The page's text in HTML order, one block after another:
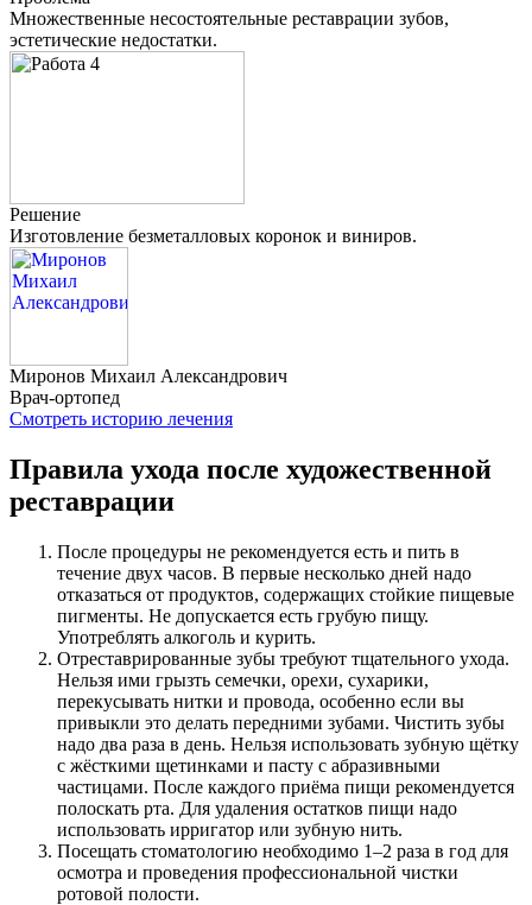
Множественные несостоятельные реставрации зубов,
эстетические недостатки.
Решение
Изготовление безметалловых коронок и виниров.
Миронов Михаил Александрович
Врач-ортопед
Смотреть историю лечения
Правила ухода после художественной
реставрации
После процедуры не рекомендуется есть и пить в
течение двух часов. В первые несколько дней надо
отказаться от продуктов, содержащих стойкие пищевые
пигменты. Не допускается есть грубую пищу.
Употреблять алкоголь и курить.
Отреставрированные зубы требуют тщательного ухода.
Нельзя ими грызть семечки, орехи, сухарики,
перекусывать нитки и провода, особенно если вы
привыкли это делать передними зубами. Чистить зубы
надо два раза в день. Нельзя использовать зубную щётку
с жёсткими щетинками и пасту с абразивными
частицами. После каждого приёма пищи рекомендуется
полоскать рта. Для удаления остатков пищи надо
использовать ирригатор или зубную нить.
Посещать стоматологию необходимо 1–2 раза в год для
осмотра и проведения профессиональной чистки
ротовой полости.